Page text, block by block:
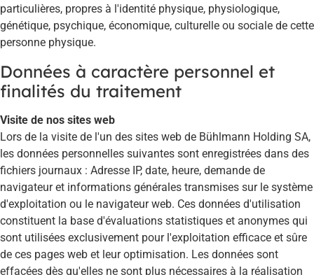
particulières, propres à l'identité physique, physiologique,
génétique, psychique, économique, culturelle ou sociale de cette
personne physique.
Données à caractère personnel et
finalités du traitement
Visite de nos sites web
Lors de la visite de l'un des sites web de Bühlmann Holding SA,
les données personnelles suivantes sont enregistrées dans des
fichiers journaux : Adresse IP, date, heure, demande de
navigateur et informations générales transmises sur le système
d'exploitation ou le navigateur web. Ces données d'utilisation
constituent la base d'évaluations statistiques et anonymes qui
sont utilisées exclusivement pour l'exploitation efficace et sûre
de ces pages web et leur optimisation. Les données sont
effacées dès qu'elles ne sont plus nécessaires à la réalisation